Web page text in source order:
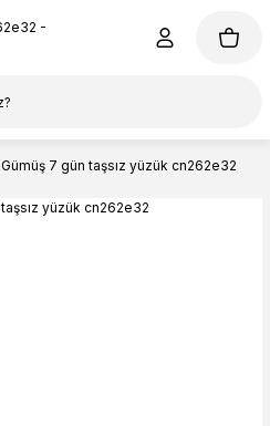
Gümüş 7 gün taşsız yüzük cn262e32